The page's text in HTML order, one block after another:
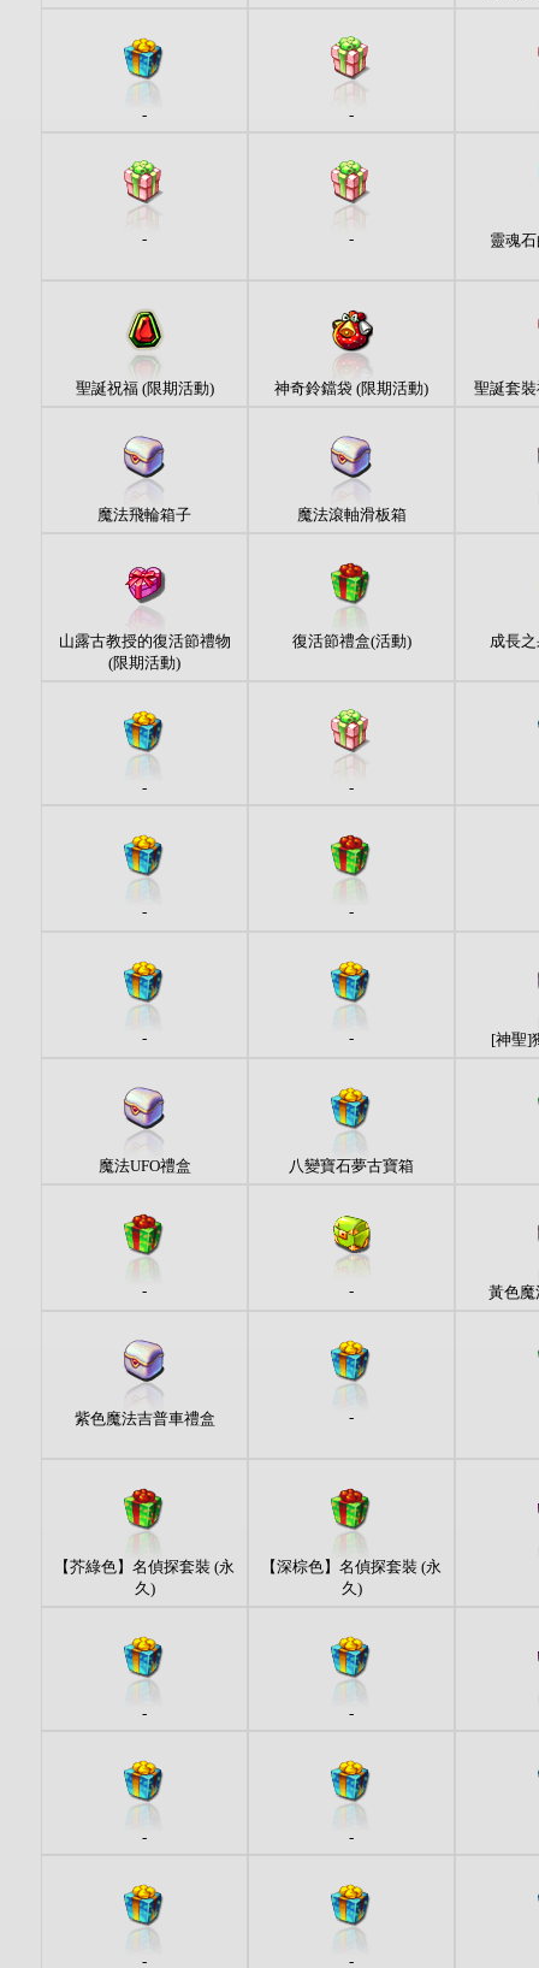
- -
- - 靈魂
聖誕祝福 (限期活動) 神奇鈴鐺袋 (限期活動) 聖誕套
魔法飛輪箱子 魔法滾軸滑板箱
山露古教授的復活節禮物
(限期活動)
復活節禮盒(活動) 成長
- -
- -
- - [神聖]
魔法UFO禮盒 八變寶石夢古寶箱
- - 黃色魔
紫色魔法吉普車禮盒 -
【芥綠色】名偵探套裝 (永
久)
【深棕色】名偵探套裝 (永
久)
- -
- -
- -